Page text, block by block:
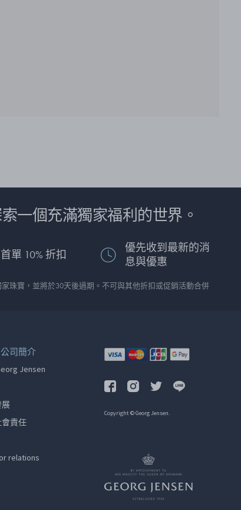
一個充滿獨家福利的世界。
首單 10% 折扣
優先收到最新的消
息與優惠
珠寶，並將於30天後過期。不可與其他折扣或促銷活動合併
司簡介
Jensen
責任
relations
Copyright © Georg Jensen.